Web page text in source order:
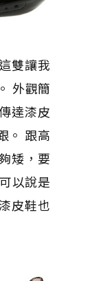
雙讓我
外觀簡
達漆皮
。 跟高
矮，要
以說是
皮鞋也